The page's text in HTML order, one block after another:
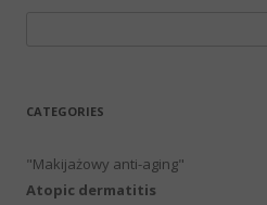
CATEGORIES
"Makijażowy anti-aging"
Atopic dermatitis